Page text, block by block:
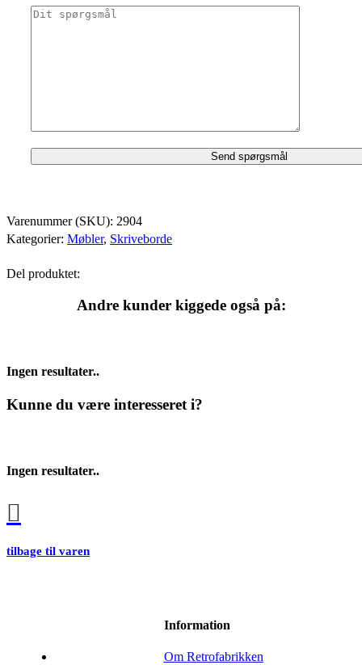
Varenummer (SKU): 2904
Kategorier: Møbler, Skriveborde
Del produktet:
Andre kunder kiggede også på:
Ingen resultater..
Kunne du være interesseret i?
Ingen resultater..
tilbage til varen
Information
Om Retrofabrikken